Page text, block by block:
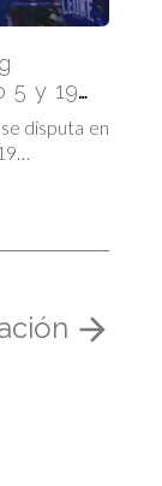
5 y 19
disputa en